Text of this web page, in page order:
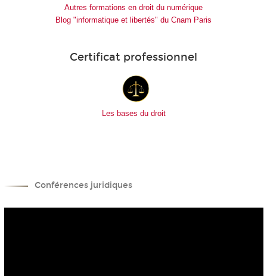
Autres formations en droit du numérique
Blog "informatique et libertés" du Cnam Paris
Certificat professionnel
Les bases du droit
Conférences juridiques